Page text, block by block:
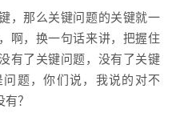
，那么关键问题的关键就一
啊，换一句话来讲，把握住
有了关键问题，没有了关键
题，你们说，我说的对不
？